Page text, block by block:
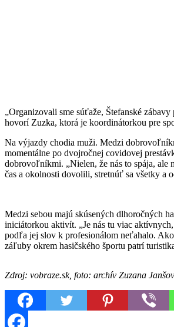
„Organizovali sme súťaže, Štefanské
hovorí Zuzka, ktorá je koordinátorkou pre
Na výjazdy chodia muži. Medzi
momentálne po dvojročnej covidovej
dobrovoľníkmi. „Nielen, že nás to spája, ale
čas a okolnosti dovolili, stretnúť sa všetky a
Medzi sebou majú skúsených dlhoročných
iniciátorkou aktivít. „Je nás tu viac
podľa jej slov k profesionálom neťahalo.
záľuby okrem hasičského športu patrí
Zdroj: vobraze.sk, foto: archív Zuzana